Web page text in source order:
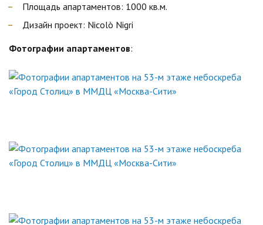
Площадь апартаментов: 1000 кв.м.
Дизайн проект: Nicolò Nigri
Фотографии апартаментов: